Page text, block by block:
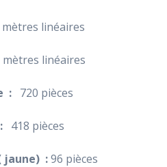
linéaires
mètres linéaires
: 720 pièces
418 pièces
jaune) :96 pièces